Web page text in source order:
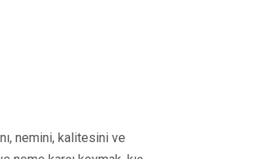
nemini, kalitesini ve